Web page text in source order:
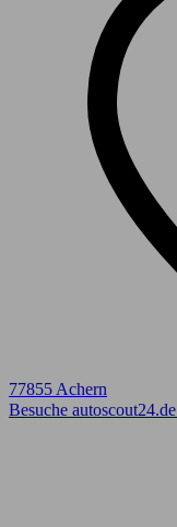
77855 Achern
Besuche autoscout24.de